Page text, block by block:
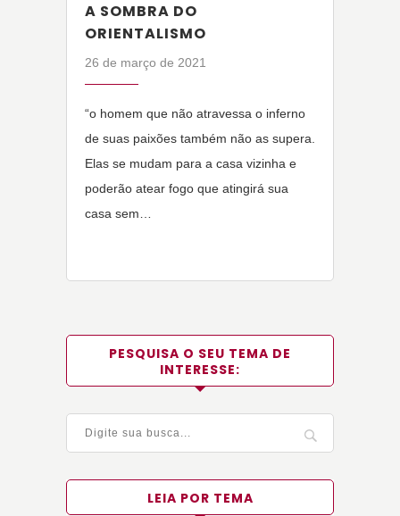
A SOMBRA DO
ORIENTALISMO
26 de março de 2021
“o homem que não atravessa o inferno
de suas paixões também não as supera.
Elas se mudam para a casa vizinha e
poderão atear fogo que atingirá sua
casa sem…
PESQUISA O SEU TEMA DE
INTERESSE:
LEIA POR TEMA